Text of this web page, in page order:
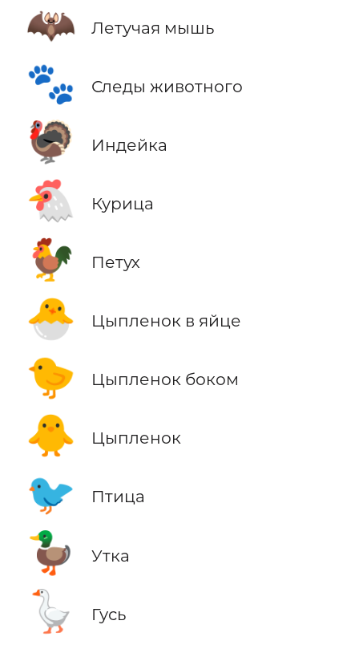
🦇 Летучая мышь
🐾 Следы животного
🦃 Индейка
🐔 Курица
🐓 Петух
🐣 Цыпленок в яйце
🐤 Цыпленок боком
🐥 Цыпленок
🐦 Птица
🦆 Утка
🪿 Гусь